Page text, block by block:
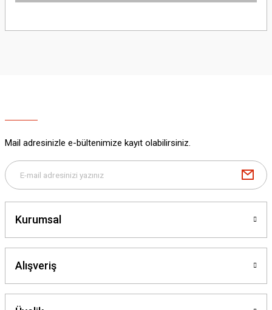
yetersiz gördüğünüz noktaları öneri formunu kullanarak tarafımıza
Bu ürüne benzer farklı alternatifler olmalı.
Mail adresinizle e-bültenimize kayıt olabilirsiniz.
Kurumsal
Alışveriş